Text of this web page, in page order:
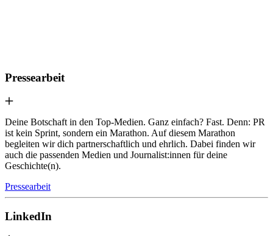
Pressearbeit
Deine Botschaft in den Top-Medien. Ganz einfach? Fast. Denn: PR
ist kein Sprint, sondern ein Marathon. Auf diesem Marathon
begleiten wir dich partnerschaftlich und ehrlich. Dabei finden wir
auch die passenden Medien und Journalist:innen für deine
Geschichte(n).
Pressearbeit
LinkedIn